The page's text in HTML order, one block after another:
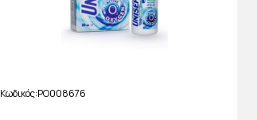
Κωδικός PO008676